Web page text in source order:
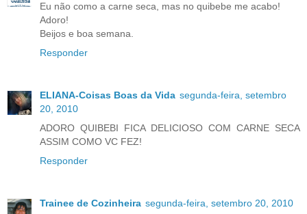
Eu não como a carne seca, mas no quibebe me acabo!
Adoro!
Beijos e boa semana.
Responder
ELIANA-Coisas Boas da Vida segunda-feira, setembro
20, 2010
ADORO QUIBEBI FICA DELICIOSO COM CARNE SECA
ASSIM COMO VC FEZ!
Responder
Trainee de Cozinheira segunda-feira, setembro 20, 2010